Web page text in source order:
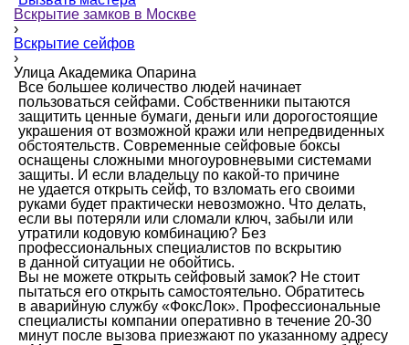
Вскрытие замков в Москве
›
Вскрытие сейфов
›
Улица Академика Опарина
Все большее количество людей начинает
пользоваться сейфами. Собственники пытаются
защитить ценные бумаги, деньги или дорогостоящие
украшения от возможной кражи или непредвиденных
обстоятельств. Современные сейфовые боксы
оснащены сложными многоуровневыми системами
защиты. И если владельцу по какой-то причине
не удается открыть сейф, то взломать его своими
руками будет практически невозможно. Что делать,
если вы потеряли или сломали ключ, забыли или
утратили кодовую комбинацию? Без
профессиональных специалистов по вскрытию
в данной ситуации не обойтись.
Вы не можете открыть сейфовый замок? Не стоит
пытаться его открыть самостоятельно. Обратитесь
в аварийную службу «ФоксЛок». Профессиональные
специалисты компании оперативно в течение 20-30
минут после вызова приезжают по указанному адресу